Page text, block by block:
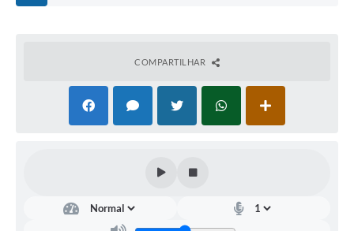
etar
COMPARTILHAR